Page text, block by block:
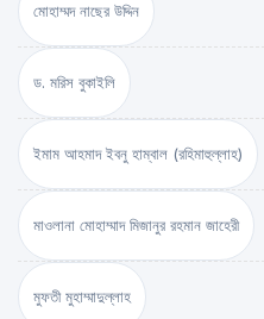
মোহাম্মদ নাছের উদ্দিন
ড. মরিস বুকাইলি
ইমাম আহমাদ ইবনু হাম্বাল (রহিমাহুল্লাহ)
মাওলানা মোহাম্মাদ মিজানুর রহমান জাহেরী
মুফতী মুহাম্মাদুল্লাহ